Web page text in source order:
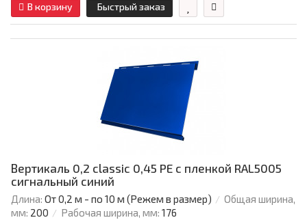
В корзину Быстрый заказ
Вертикаль 0,2 classic 0,45 PE с пленкой RAL5005
сигнальный синий
Длина: От 0,2 м - по 10 м (Режем в размер)
Общая ширина,
мм: 200 Рабочая ширина, мм: 176